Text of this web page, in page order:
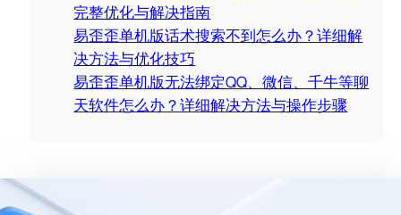
完整优化与解决指南
易歪歪单机版话术搜索不到怎么办？详细解
决方法与优化技巧
易歪歪单机版无法绑定QQ、微信、千牛等聊
天软件怎么办？详细解决方法与操作步骤